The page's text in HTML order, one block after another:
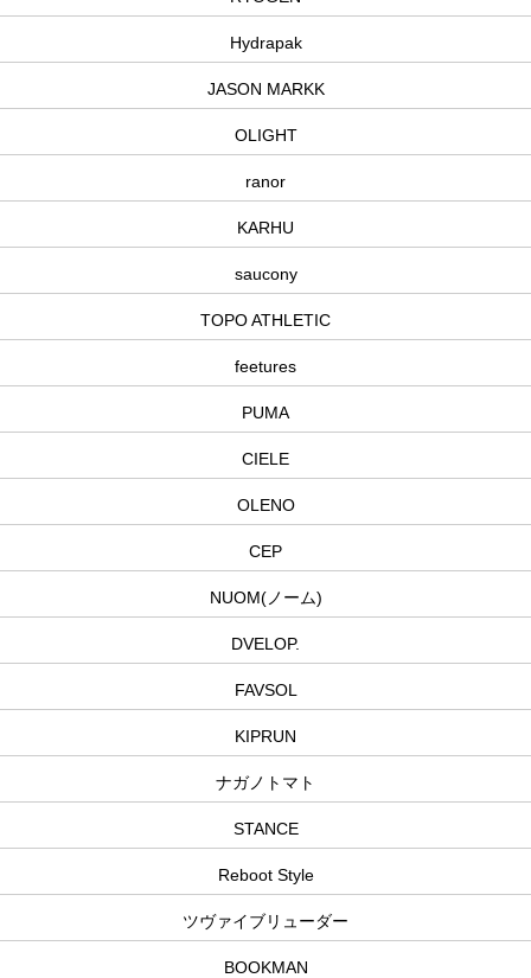
Hydrapak
JASON MARKK
OLIGHT
ranor
KARHU
saucony
TOPO ATHLETIC
feetures
PUMA
CIELE
OLENO
CEP
NUOM(ノーム)
DVELOP.
FAVSOL
KIPRUN
ナガノトマト
STANCE
Reboot Style
ツヴァイブリューダー
BOOKMAN